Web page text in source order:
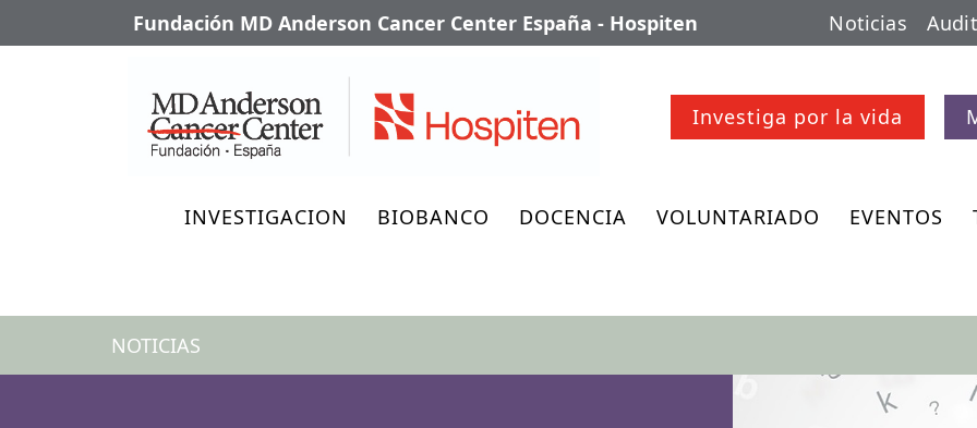
Fundación MD Anderson Cancer Center España - Hospiten Noticias
Investiga por la vida
INVESTIGACION BIOBANCO DOCENCIA VOLUNTARIADO EVENTOS
NOTICIAS